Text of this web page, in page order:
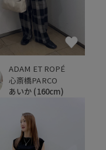
ADAM ET ROPÉ
心斎橋PARCO
あいか (160cm)